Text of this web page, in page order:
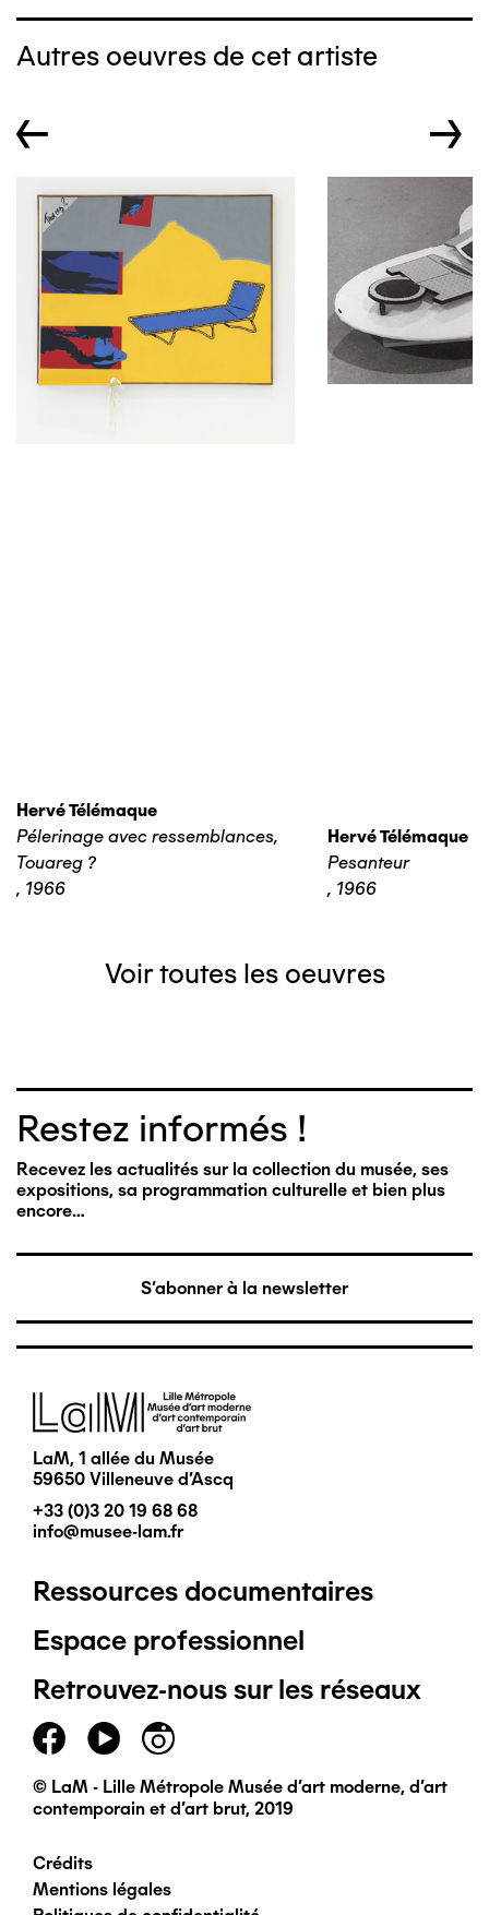
Autres oeuvres de cet artiste
← →
Hervé Télémaque
Pélerinage avec ressemblances,
Touareg ?
, 1966
Hervé Télémaque
Pesanteur
, 1966
Voir toutes les oeuvres
Restez informés !
Recevez les actualités sur la collection du musée, ses
expositions, sa programmation culturelle et bien plus
encore…
S'abonner à la newsletter
Image
LaM, 1 allée du Musée
59650 Villeneuve d'Ascq
+33 (0)3 20 19 68 68
info@musee-lam.fr
Pied
de
page
principal
Ressources documentaires
Espace professionnel
Retrouvez-nous sur les réseaux
© LaM - Lille Métropole Musée d'art moderne, d'art
contemporain et d'art brut, 2019
Pied
Crédits
Mentions légales